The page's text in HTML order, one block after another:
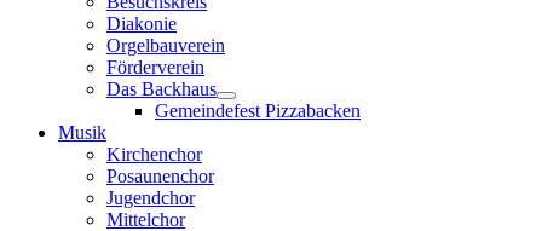
Diakonie
Orgelbauverein
Förderverein
Das Backhaus
Gemeindefest Pizzabacken
Musik
Kirchenchor
Posaunenchor
Jugendchor
Mittelchor